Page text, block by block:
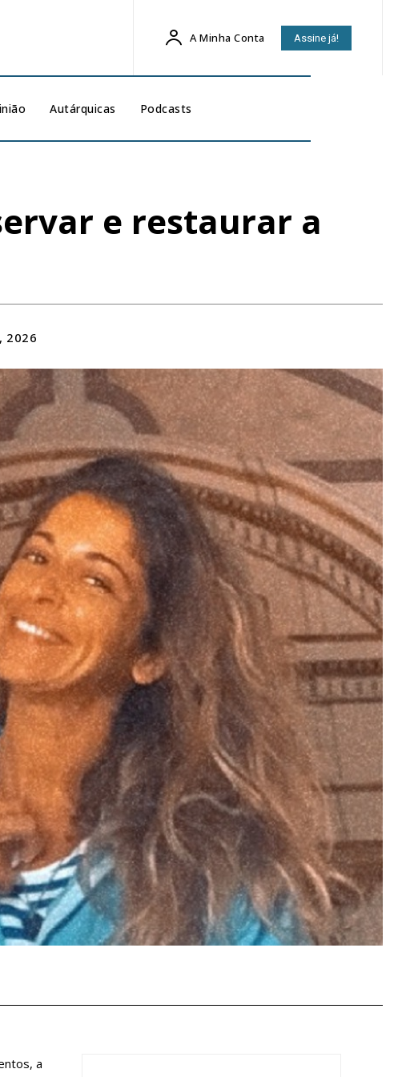
A Minha Conta Assine já!
Autárquicas Podcasts
e restaurar a
2026
a